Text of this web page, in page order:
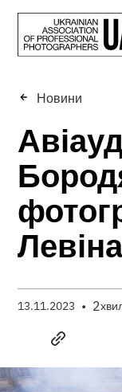
Новини
13.11.2023 • 2